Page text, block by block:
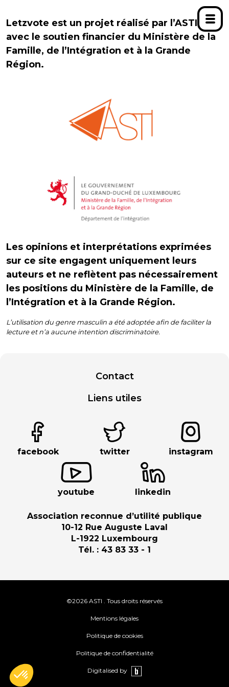
Letzvote est un projet réalisé par l’ASTI,
avec le soutien financier du Ministère de la
Famille, de l’Intégration et à la Grande
Région.
Les opinions et interprétations exprimées
sur ce site engagent uniquement leurs
auteurs et ne reflètent pas nécessairement
les positions du Ministère de la Famille, de
l’Intégration et à la Grande Région.
L’utilisation du genre masculin a été adoptée afin de faciliter la
lecture et n’a aucune intention discriminatoire.
Contact
Liens utiles
facebook twitter instagram
youtube linkedin
Association reconnue d’utilité publique
10-12 Rue Auguste Laval
L-1922 Luxembourg
Tél. : 43 83 33 - 1
©2026 ASTI . Tous droits réservés
Mentions légales
Politique de cookies
Politique de confidentialité
Digitalised by